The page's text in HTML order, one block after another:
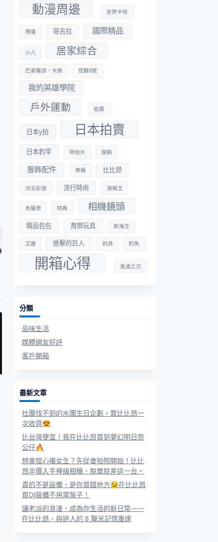
動漫周邊
吉伊卡哇
周邊 哥吉拉 國際精品
小八 居家綜合
巴索羅謬・大熊 怪獸8號
我的英雄學院
戶外運動 拍賣
日本y拍 日本拍賣
日本釣竿 明信片 服飾
服飾配件 樂器 比比昂
河北彩伽 流行時尚 海賊王
烏薩奇 特典 相機鏡頭
精品包包 育樂玩具 航海王
艾連 進擊的巨人 釣具 釣魚
開箱心得 鬼滅之刃
分類
品味生活
媒體網友好評
客戶開箱
最新文章
社團找不到的水團生日企劃，靠比比昂一
次收齊😍
比台灣便宜！我在比比昂買到夢幻明日奈
公仔🔥
想拿捏心儀女生？先從會拍照開始！比比
昂半價入手神級相機，脫單就差這一台。
貴的不是設備，是你買錯地方😉在比比昂
買DJ裝備不用當盤子！
讓老派的浪漫，成為你生活的新日常——
在比比昂，與迷人的 8 釐米記憶重逢